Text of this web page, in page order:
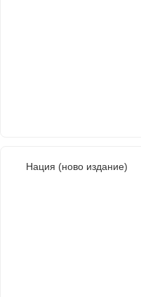
Нация (ново издание)